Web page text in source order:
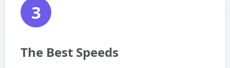
3
The Best Speeds